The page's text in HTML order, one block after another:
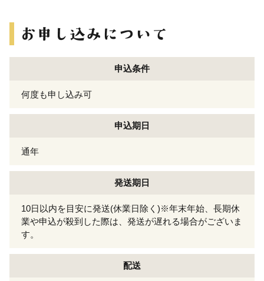
申込条件
何度も申し込み可
申込期日
通年
発送期日
10日以内を目安に発送(休業日除く)※年末年始、長期休
業や申込が殺到した際は、発送が遅れる場合がございま
す。
配送